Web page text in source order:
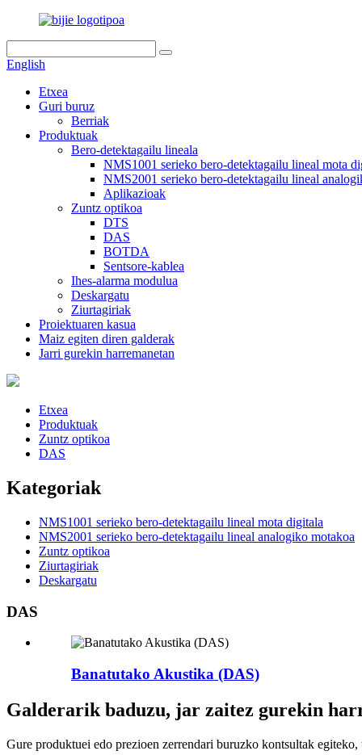
English
Etxea
Guri buruz
Berriak
Produktuak
Bero-detektagailu lineala
NMS1001 serieko bero-detektagailu lineal mota
NMS2001 serieko bero-detektagailu lineal
Aplikazioak
Zuntz optikoa
DTS
DAS
BOTDA
Sentsore-kablea
Ihes-alarma modulua
Deskargatu
Ziurtagiriak
Proiektuaren kasua
Maiz egiten diren galderak
Jarri gurekin harremanetan
Etxea
Produktuak
Zuntz optikoa
DAS
Kategoriak
NMS1001 serieko bero-detektagailu lineal mota digitala
NMS2001 serieko bero-detektagailu lineal analogiko motakoa
Zuntz optikoa
Ziurtagiriak
Deskargatu
DAS
Banatutako Akustika (DAS)
Galderarik baduzu, jar zaitez gurekin
Gure produktuei edo prezioen zerrendari buruzko kontsultak